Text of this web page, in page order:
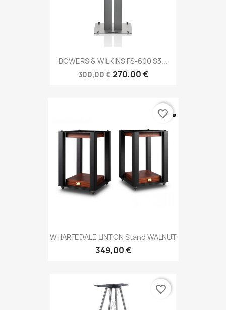
BOWERS & WILKINS FS-600 S3...
300,00 €270,00 €
WHARFEDALE LINTON Stand WALNUT
349,00 €
favorite_border
favorite_border